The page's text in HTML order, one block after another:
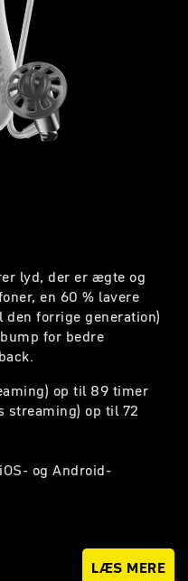
lyd, der er ægte og
en 60 % lavere
forrige generation)
for bedre
op til 89 timer
op til 72
og Android-
LÆS MERE